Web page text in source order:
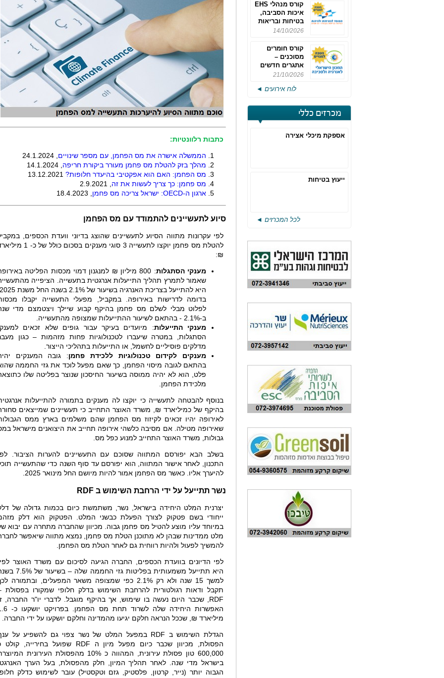
קורס מנהלי EHS
איכות הסביבה,
בטיחות ובריאות
תעסוקתית
14/10/2026
קורס חומרים
מסוכנים –
אתגרים חדשים
והערכות לחוק
מחזור 4
21/10/2026
לוח אירועים ◄
מכרזים כללי
אספקת מיכלי אצירה
ייעוץ בטיחות
לכל המכרזים ◄
כתבות רלוונטיות:
הממשלה אישרה את מס הפחמן, עם מספר שינויים
מהלך בזק להטלת מס פחמן מעורר ביקורת חריפה
מס הפחמן: האם הוא אפקטיבי בהיעדר חלופות?
מס פחמן: כך צריך לעשות את זה
ארגון ה-OECD: ישראל צריכה מס פחמן
סיוע לתעשיינים להתמודד עם מס הפחמן
לפי עקרונות מתווה הסיוע לתעשיינים שהוצג בדיוני וועדת הכספים,
להטלת מס פחמן יוקצו לתעשייה 3 סוגי מענקים בסכום כולל של
₪:
מענקי הסתגלות
: 800 מיליון ₪ למנגנון דמוי מכסות הפליטה
שאמור לתמרץ תהליך התייעלות אנרגטית בתעשייה. הציפייה
בדומה לדרישות באירופה. במקביל, מפעלי התעשייה יקבלו
לפלוט מבלי לשלם מס פחמן בהיקף קבוע שיילך ויצטמצם מדי
ב-2.1% - בהתאם לשיעור ההתייעלות שמצופה מהתעשייה.
מענקי התייעלות: מיועדים בעיקר עבור גופים שלא זכאים
הסתגלות, במטרה שיעברו לטכנולוגיות פחות מזהמות – כגון
מדלקים פוסיליים לחשמל, או התייעלות בתהליכי הייצור.
מענקים לקידום טכנולוגיות ללכידת פחמן: גובה המענקים
בהתאם לגובה מיסוי הפחמן, כך שאם מפעל לוכד את גזי החממה
פלט, הוא לא יהיה ממוסה בשיעור החיסכון שנוצר בפליטה שלו
מלכידת הפחמן.
בנוסף להבטחה לתעשייה כי יוקצו לה מענקים בתמורה להתייעלות
בהיקף של כמיליארד ₪, משרד האוצר התחייב כי תעשיינים שמייצאים
לאירופה יהיו זכאים לקיזוז מס הפחמן שהם משלמים בארץ ממס
שאירופה מטילה. אם מסיבה כלשהי אירופה תחייב את היצואנים מישראל
גבולות, משרד האוצר התחייב למנוע כפל מס.
בשלב הבא יפורסם המתווה שסוכם עם התעשיינים להערות הציבור.
התכנון, לאחר אישור המתווה, הוא יפורסם עד סוף השנה כדי שהתעשייה
להיערך אליו. כאשר מס הפחמן אמור להיות מיושם החל מינואר 2025.
נשר תתייעל על ידי הרחבת השימוש ב RDF
יצרנית המלט היחידה בישראל, נשר, משתמשת כיום בכמות גדולה של
ייחודי בשם פטקוק לצורך הפעלת כבשני המלט. הפטקוק הוא דלק
במיוחד עליו מוצע להטיל מס פחמן גבוה. מכיוון שהחברה מתחרה עם יבוא
מלט ממדינות שבהן לא מתוכנן הטלת מס פחמן, נמצא מתווה שיאפשר
להמשיך לפעול ולהיות רווחית גם לאחר הטלת מס הפחמן.
לפי הדיונים בוועדת הכספים, החברה הגיעה לסיכום עם משרד האוצר
היא תתייעל משמעותית בפליטות גזי החממה שלה – בשיעור
למשך 15 שנה ולא רק 2.1% כפי שמצופה משאר המפעלים, ובתמורה
תקבל ודאות רגולטורית להרחבת השימוש בדלק חלופי שמקורו בפסולת
RDF , שכבר היום נעשה בו שימוש, אך בהיקף מוגבל. לדברי יו"ר החברה,
האפשרות היחידה שלה לשרוד תחת מס
מיליארד ₪, שככל הנראה חלקם יגיעו מהמדינה וחלקם יושקעו על ידי החברה.
הגדלת השימוש ב RDF במפעל המלט של נשר צפוי גם להשפיע על
הפסולת, מכיוון שכבר כיום מפעל מיון ה RDF שפועל בחירייה, קולט
600,000 טון פסולת עירונית, המהווה כ 10% מהפסולת העירונית
בישראל מדי שנה. לאחר תהליך המיון, חלק מהפסולת, בעל הערך
הגבוה יותר (נייר, קרטון, פלסטיק, גזם וטקסטיל) עובר לשימוש כדלק